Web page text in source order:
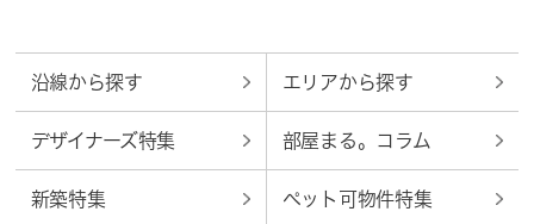
沿線から探す エリアから探す
デザイナーズ特集 部屋まる。コラム
新築特集 ペット可物件特集